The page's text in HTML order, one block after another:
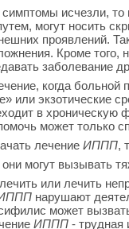
исчезли,
могут носить
проявлений.
Кроме
заболевание
когда больной
или экзотические
в
может только
лечение ИППП,
они могут вызывать
или лечить
нарушают
может
ИППП - трудная